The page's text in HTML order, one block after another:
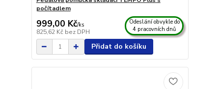
počítadlem
999,00 Kč/ks
825,62 Kč bez DPH
Odeslání obvykle do
4 pracovních dnů
Přidat do košíku